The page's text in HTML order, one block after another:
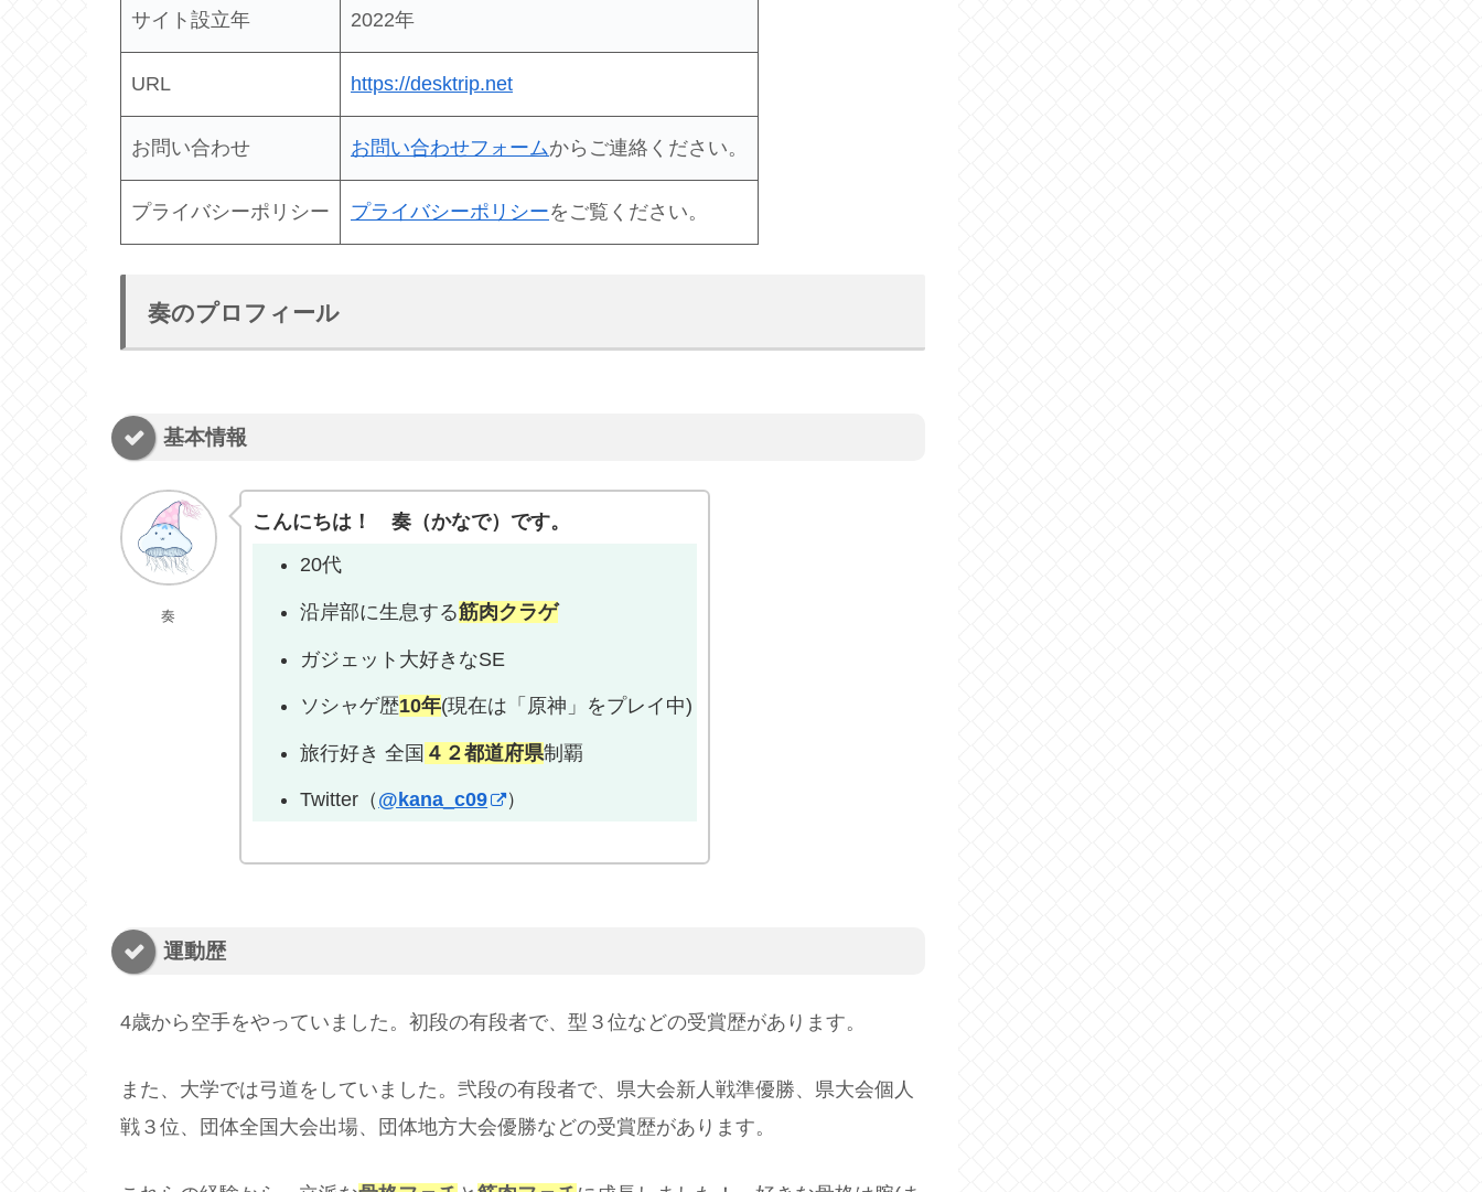
サイト設立年 2022年
URL https://desktrip.net
お問い合わせ お問い合わせフォームからご連絡ください。
プライバシーポリシー プライバシーポリシーをご覧ください。
奏のプロフィール
基本情報
奏
こんにちは！ 奏（かなで）です。
20代
沿岸部に生息する筋肉クラゲ
ガジェット大好きなSE
ソシャゲ歴10年(現在は「原神」をプレイ中)
旅行好き 全国 ４２都道府県制覇
Twitter（ @kana_c09 ）
運動歴
4歳から空手をやっていました。初段の有段者で、型３位などの受賞歴があります。
また、大学では弓道をしていました。弐段の有段者で、県大会新人戦準優勝、県大会個人
戦３位、団体全国大会出場、団体地方大会優勝などの受賞歴があります。